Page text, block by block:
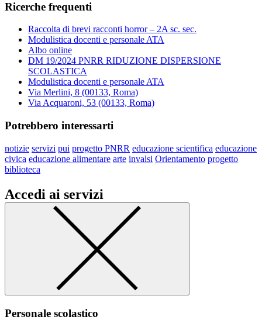
Ricerche frequenti
Raccolta di brevi racconti horror – 2A sc. sec.
Modulistica docenti e personale ATA
Albo online
DM 19/2024 PNRR RIDUZIONE DISPERSIONE
SCOLASTICA
Modulistica docenti e personale ATA
Via Merlini, 8 (00133, Roma)
Via Acquaroni, 53 (00133, Roma)
Potrebbero interessarti
notizie servizi pui progetto PNRR educazione scientifica educazione
civica educazione alimentare arte invalsi Orientamento progetto
biblioteca
Accedi ai servizi
Personale scolastico